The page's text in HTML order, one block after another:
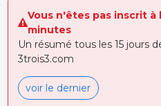
Vous n'êtes pas inscrit
minutes
Un résumé tous les 15 jours
3trois3.com
voir le dernier